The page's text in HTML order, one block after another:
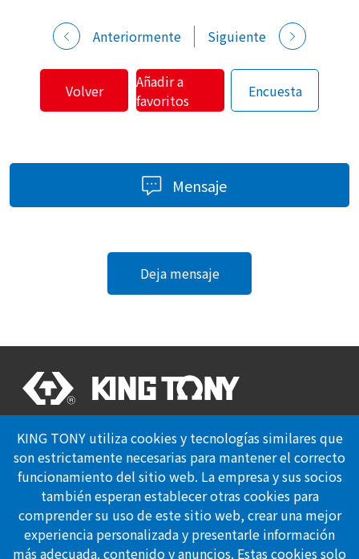
KING TONY utiliza cookies y tecnologías similares que
son estrictamente necesarias para mantener el correcto
funcionamiento del sitio web. La empresa y sus socios
también esperan establecer otras cookies para
comprender su uso de este sitio web, crear una mejor
experiencia personalizada y presentarle información
más adecuada. contenido y anuncios. Estas cookies solo
Anteriormente Siguiente
Volver
Añadir a
favoritos
Encuesta
Mensaje
Deja mensaje
Certificación Profesional
Politica de Privacidad
Síguenos
886-4-23353567
886-4-23353642